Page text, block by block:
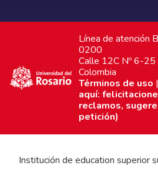
Línea de atención
0200
Calle 12C Nº 6-25
Colombia
Términos de uso |
aquí:
reclamos,
petición)
Institución de education superior